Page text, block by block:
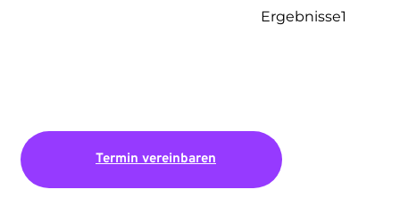
Ergebnisse1
Termin vereinbaren